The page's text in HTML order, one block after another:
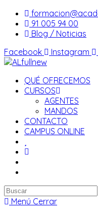
Saltar
contenido
91 005 94 00
Blog / Noticias
Facebook
Instagram
QUÉ OFRECEMOS
CURSOS
AGENTES
MANDOS
CONTACTO
CAMPUS ONLINE
Buscar
enMenú Cerrar